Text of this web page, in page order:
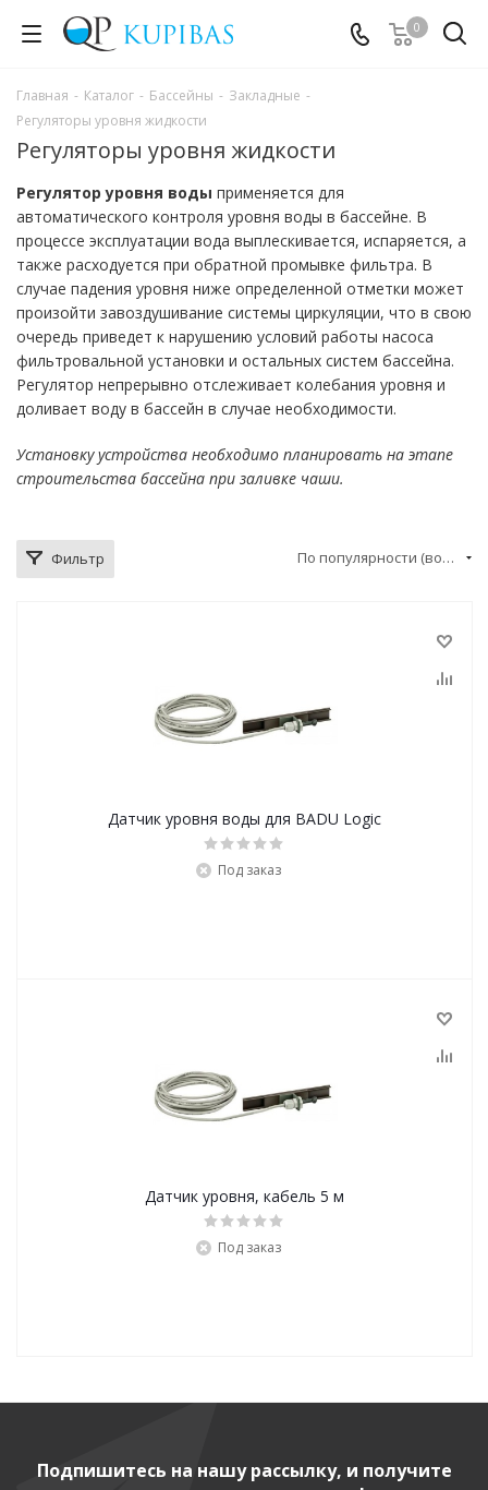
0
Главная - Каталог - Бассейны - Закладные -
Регуляторы уровня жидкости
Регуляторы уровня жидкости
Регулятор уровня воды применяется для
автоматического контроля уровня воды в бассейне. В
процессе эксплуатации вода выплескивается, испаряется, а
также расходуется при обратной промывке фильтра. В
случае падения уровня ниже определенной отметки может
произойти завоздушивание системы циркуляции, что в свою
очередь приведет к нарушению условий работы насоса
фильтровальной установки и остальных систем бассейна.
Регулятор непрерывно отслеживает колебания уровня и
доливает воду в бассейн в случае необходимости.
Установку устройства необходимо планировать на этапе
строительства бассейна при заливке чаши.
Фильтр По популярности (возрастание)
Датчик уровня воды для BADU Logic
Под заказ
Датчик уровня, кабель 5 м
Под заказ
Подпишитесь на нашу рассылку, и получите